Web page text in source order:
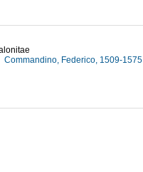
Commandino, Federico, 1509-1575